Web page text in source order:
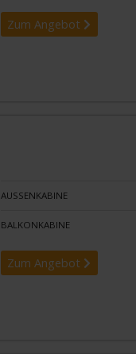
Zum Angebot
AUSSENKABINE
BALKONKABINE
Zum Angebot